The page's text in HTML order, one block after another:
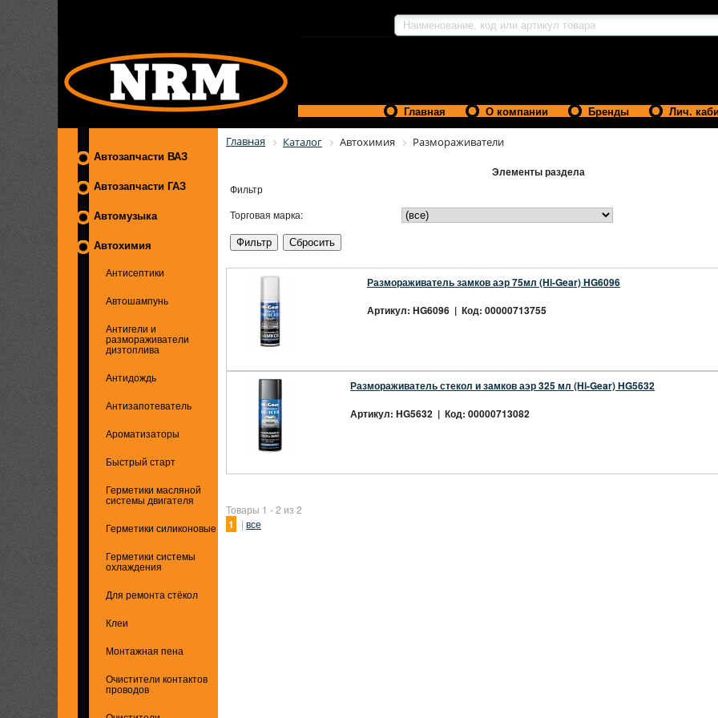
Главная О компании Бренды Лич.
Автозапчасти ВАЗ
Автозапчасти ГАЗ
Автомузыка
Автохимия
Антисептики
Автошампунь
Антигели и
размораживатели
дизтоплива
Антидождь
Антизапотеватель
Ароматизаторы
Быстрый старт
Герметики масляной
системы двигателя
Герметики силиконовые
Герметики системы
охлаждения
Для ремонта стёкол
Клеи
Монтажная пена
Очистители контактов
проводов
Главная Каталог Автохимия Размораживатели
Элементы раздела
Фильтр
Торговая марка:
Размораживатель замков аэр 75мл (Hi-Gear) HG6096
Артикул: HG6096 | Код: 00000713755
Размораживатель стекол и замков аэр 325 мл (Hi-Gear) HG5632
Артикул: HG5632 | Код: 00000713082
Товары 1 - 2 из 2
1 | все